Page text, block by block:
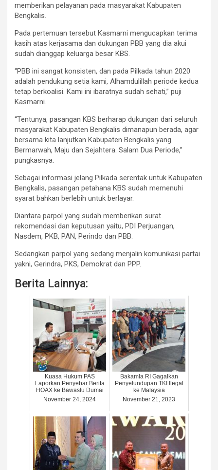
memberikan pelayanan pada masyarakat Kabupaten
Bengkalis.
Pada pertemuan tersebut Kasmarni mengucapkan terima
kasih atas kerjasama dan dukungan PBB yang dia akui
sudah dianggap keluarga besar KBS.
“PBB ini sangat konsisten, dan pada Pilkada tahun 2020
adalah pendukung setia kami, Alhamdulillah periode kedua
tetap berkoalisi. Kami ini ibaratnya sudah sehati,” puji
Kasmarni.
“Tentunya, pasangan KBS berharap dukungan dari seluruh
masyarakat Kabupaten Bengkalis dimanapun berada, agar
bersama kita lanjutkan Kabupaten Bengkalis yang
Bermarwah, Maju dan Sejahtera. Salam Dua Periode,”
pungkasnya.
Sebagai informasi jelang Pilkada serentak untuk Kabupaten
Bengkalis, pasangan petahana KBS sudah memenuhi
syarat bahkan berlebih untuk berlayar.
Diantara parpol yang sudah memberikan surat
rekomendasi dan keputusan yaitu, PDI Perjuangan,
Nasdem, PKB, PAN, Perindo dan PBB.
Sedangkan parpol yang sedang menjalin komunikasi partai
yakni, Gerindra, PKS, Demokrat dan PPP.
Berita Lainnya:
Kuasa Hukum PAS
Laporkan Penyebar Berita
HOAX ke Bawaslu Dumai
November 24, 2024
Bakamla RI Gagalkan
Penyelundupan TKI Ilegal
ke Malaysia
November 21, 2023